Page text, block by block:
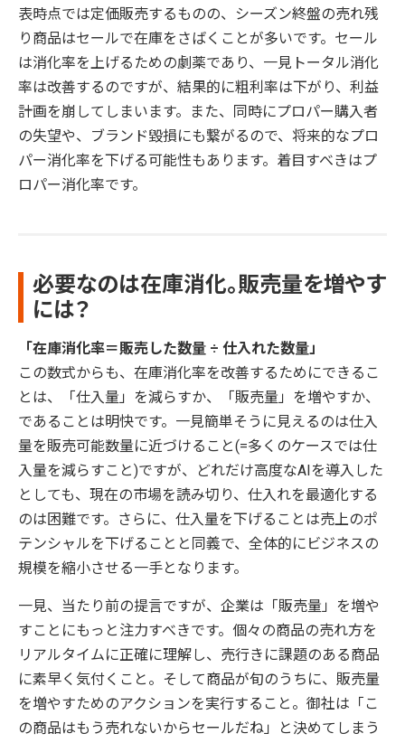
表時点では定価販売するものの、シーズン終盤の売れ残
り商品はセールで在庫をさばくことが多いです。セール
は消化率を上げるための劇薬であり、一見トータル消化
率は改善するのですが、結果的に粗利率は下がり、利益
計画を崩してしまいます。また、同時にプロパー購入者
の失望や、ブランド毀損にも繋がるので、将来的なプロ
パー消化率を下げる可能性もあります。着目すべきはプ
ロパー消化率です。
必要なのは在庫消化。販売量を増やす
には？
「在庫消化率＝販売した数量 ÷ 仕入れた数量」
この数式からも、在庫消化率を改善するためにできるこ
とは、「仕入量」を減らすか、「販売量」を増やすか、
であることは明快です。一見簡単そうに見えるのは仕入
量を販売可能数量に近づけること(=多くのケースでは仕
入量を減らすこと)ですが、どれだけ高度なAIを導入した
としても、現在の市場を読み切り、仕入れを最適化する
のは困難です。さらに、仕入量を下げることは売上のポ
テンシャルを下げることと同義で、全体的にビジネスの
規模を縮小させる一手となります。
一見、当たり前の提言ですが、企業は「販売量」を増や
すことにもっと注力すべきです。個々の商品の売れ方を
リアルタイムに正確に理解し、売行きに課題のある商品
に素早く気付くこと。そして商品が旬のうちに、販売量
を増やすためのアクションを実行すること。御社は「こ
の商品はもう売れないからセールだね」と決めてしまう